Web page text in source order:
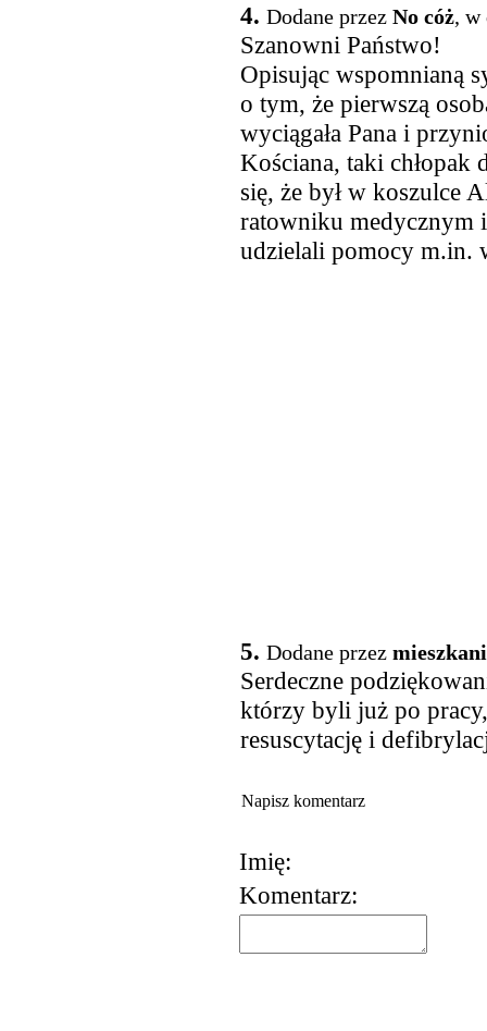
4. Dodane przez No cóż, w
Szanowni Państwo!
Opisując wspomnianą
o tym, że pierwszą
wyciągała Pana i
Kościana, taki chłopak
się, że był w koszulce
ratowniku medycznym
udzielali pomocy m.in.
5. Dodane przez
Serdeczne
którzy byli już po
resuscytację i
Napisz komentarz
Imię:
Komentarz: